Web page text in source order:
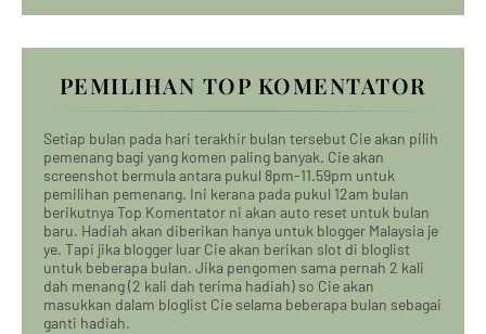
PEMILIHAN TOP KOMENTATOR
Setiap bulan pada hari terakhir bulan tersebut Cie akan pilih
pemenang bagi yang komen paling banyak. Cie akan
screenshot bermula antara pukul 8pm-11.59pm untuk
pemilihan pemenang. Ini kerana pada pukul 12am bulan
berikutnya Top Komentator ni akan auto reset untuk bulan
baru. Hadiah akan diberikan hanya untuk blogger Malaysia je
ye. Tapi jika blogger luar Cie akan berikan slot di bloglist
untuk beberapa bulan. Jika pengomen sama pernah 2 kali
dah menang (2 kali dah terima hadiah) so Cie akan
masukkan dalam bloglist Cie selama beberapa bulan sebagai
ganti hadiah.